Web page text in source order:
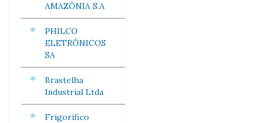
AMAZÔNIA S.A
PHILCO
ELETRÔNICOS
SA
Brastelha
Industrial Ltda
Frigorífico